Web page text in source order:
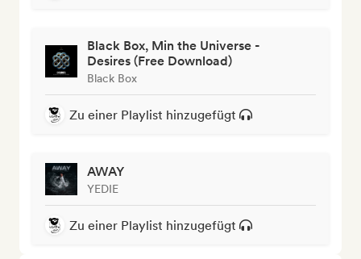
Black Box, Min the Universe -
Desires (Free Download)
Black Box
Zu einer Playlist hinzugefügt
AWAY
YEDIE
Zu einer Playlist hinzugefügt